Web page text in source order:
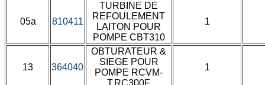
05a 810411
TURBINE DE
REFOULEMENT
LAITON POUR
POMPE CBT310
1
13 364040
OBTURATEUR &
SIEGE POUR
POMPE RCVM-
1